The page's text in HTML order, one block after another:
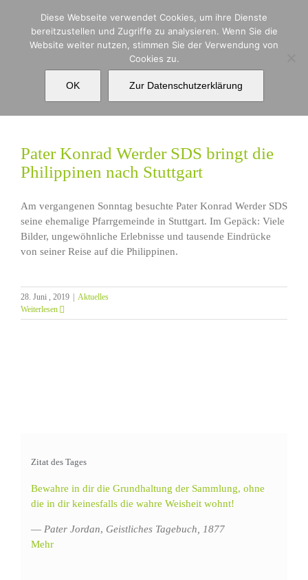
springen
Soziales
Pater Konrad Werder SDS bringt die
Philippinen nach Stuttgart
Am vergangenen Sonntag besuchte Pater Konrad Werder SDS
seine ehemalige Pfarrgemeinde in Stuttgart. Im Gepäck: Viele
Bilder, ungewöhnliche Erlebnisse und tausende Eindrücke
von seiner Reise auf die Philippinen.
28. Juni , 2019
Aktuelles
Weiterlesen
Zitat des Tages
Bewahre in dir die Grundhaltung der Sammlung, ohne
die in dir keinesfalls die wahre Weisheit wohnt!
— Pater Jordan, Geistliches Tagebuch, 1877
Mehr
Diese Webseite verwendet Cookies, um ihre Dienste
bereitzustellen und Zugriffe zu analysieren. Wenn Sie die
Website weiter nutzen, stimmen Sie der Verwendung von
Cookies zu.
OK Zur Datenschutzerklärung